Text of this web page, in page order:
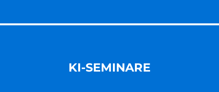
KI-SEMINARE